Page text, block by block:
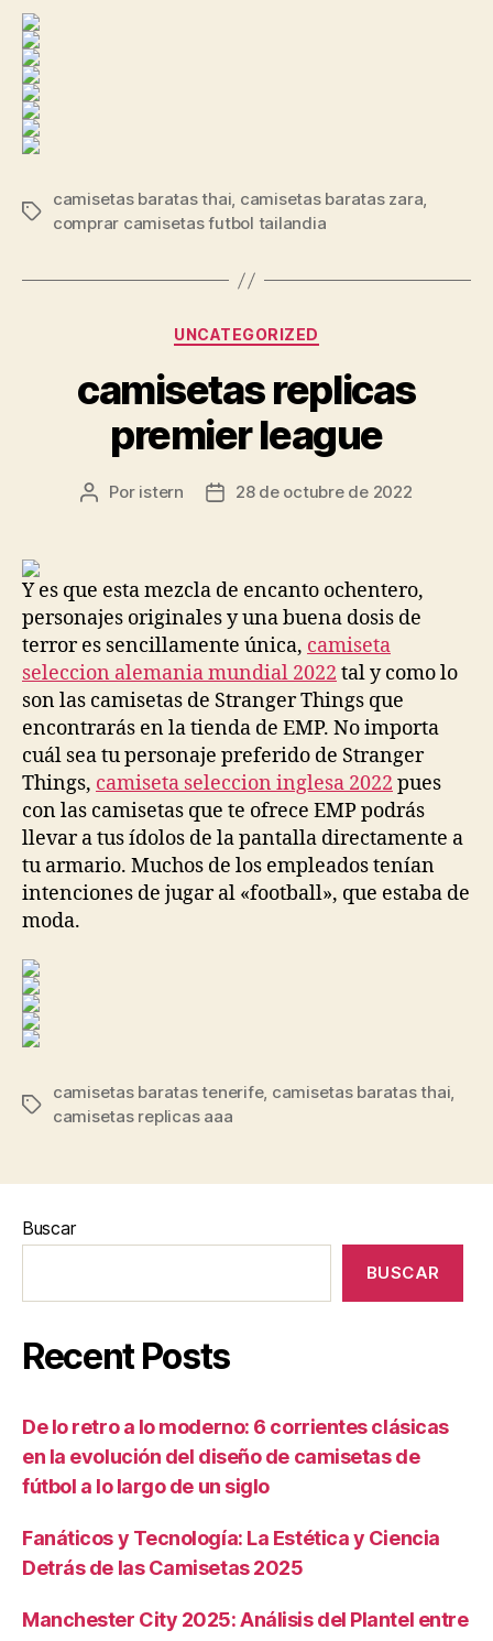
Etiquetas
camisetas baratas thai, camisetas baratas zara,
comprar camisetas futbol tailandia
Categorías
UNCATEGORIZED
camisetas replicas
premier league
Autor
Por istern
Fecha28 de octubre de 2022
Y es que esta mezcla de encanto ochentero,
personajes originales y una buena dosis de
terror es sencillamente única, camiseta
seleccion alemania mundial 2022 tal y como lo
son las camisetas de Stranger Things que
encontrarás en la tienda de EMP. No importa
cuál sea tu personaje preferido de Stranger
Things, camiseta seleccion inglesa 2022 pues
con las camisetas que te ofrece EMP podrás
llevar a tus ídolos de la pantalla directamente a
tu armario. Muchos de los empleados tenían
intenciones de jugar al «football», que estaba de
moda.
Etiquetas
camisetas baratas tenerife, camisetas baratas thai,
camisetas replicas aaa
Buscar
BUSCAR
Recent Posts
De lo retro a lo moderno: 6 corrientes clásicas
en la evolución del diseño de camisetas de
fútbol a lo largo de un siglo
Fanáticos y Tecnología: La Estética y Ciencia
Detrás de las Camisetas 2025
Manchester City 2025: Análisis del Plantel entre